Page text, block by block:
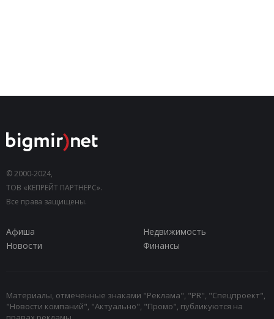
© 2000-2024,
ТОВ «КЕПРЕЙТ ПАРТНЕРС».
Все права защищены.
Афиша
Недвижимость
Новости
Финансы
Материалы, отмеченные знаками "Реклама", "PR", "Спецпроект",
"Новости компаний", "Актуально", "Промо", публикуются на